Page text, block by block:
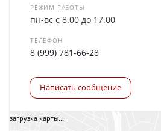
РЕЖИМ РАБОТЫ
пн-вс с 8.00 до 17.00
ТЕЛЕФОН
8 (999) 781-66-28
Написать сообщение
загрузка карты...